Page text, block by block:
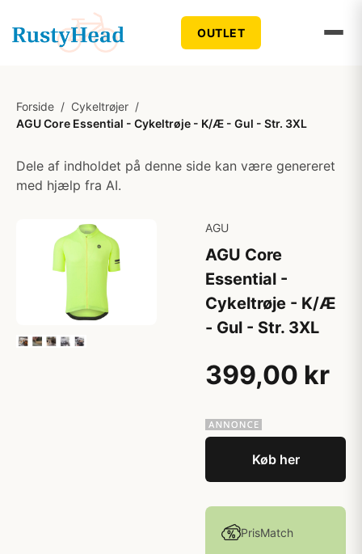
OUTLET
Forside / Cykeltrøjer /
AGU Core Essential - Cykeltrøje - K/Æ - Gul - Str. 3XL
Dele af indholdet på denne side kan være genereret
med hjælp fra AI.
AGU
AGU Core
Essential -
Cykeltrøje - K/Æ
- Gul - Str. 3XL
399,00 kr
Køb her
PrisMatch